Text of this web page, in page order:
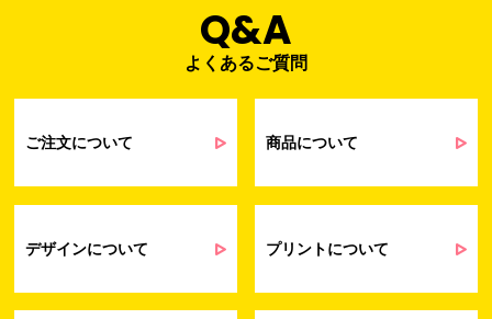
個人情報の利用目的
会員管理業務
当社通信販売における受発注業務のため
るアンケート等の収集・分析・統計のため
せ業務に関するお取引先様との業務連絡や
契約・請求等の一連の手続きのため
提供するサービス（サポート業務を含む）
は営業およびマーケティング活動（セミナ
Q&A
よくあるご質問
ご注文について 商品について
デザインについて プリントについて